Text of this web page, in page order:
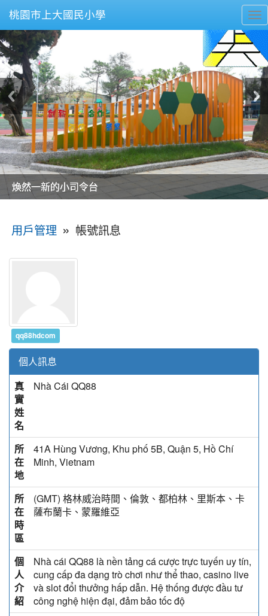
桃園市上大國民小學
美麗的操場是我們活力的來源
美麗的操場是我們活力的來源
煥然一新的小司令台
煥然一新的小司令台
富含桃園埤塘田園風光意象的中廊
富含桃園埤塘田園風光意象的中廊
嶄新的中庭廣場
嶄新的中庭廣場
水生池生生不息
水生池生生不息
用戶管理 » 帳號訊息
qq88hdcom
個人訊息
真
實
姓
名
Nhà Cái QQ88
所
在
地
41A Hùng Vương, Khu phố 5B, Quận 5, Hồ Chí
Minh, Vietnam
所
在
時
區
(GMT) 格林威治時間、倫敦、都柏林、里斯本、卡
薩布蘭卡、蒙羅維亞
個
人
介
紹
Nhà cái QQ88 là nền tảng cá cược trực tuyến uy tín,
cung cấp đa dạng trò chơi như thể thao, casino live
và slot đổi thưởng hấp dẫn. Hệ thống được đầu tư
công nghệ hiện đại, đảm bảo tốc độ